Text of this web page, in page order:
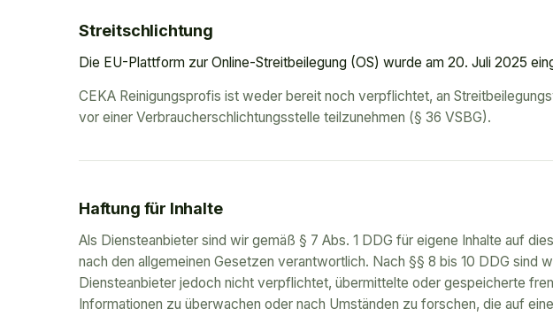
Streitschlichtung
Die EU-Plattform zur Online-Streitbeilegung (OS) wurde am 20. Juli 2025
CEKA Reinigungsprofis ist weder bereit noch verpflichtet, an
vor einer Verbraucherschlichtungsstelle teilzunehmen (§ 36 VSBG).
Haftung für Inhalte
Als Diensteanbieter sind wir gemäß § 7 Abs. 1 DDG für eigene Inhalte auf
nach den allgemeinen Gesetzen verantwortlich. Nach §§ 8 bis 10 DDG sind
Diensteanbieter jedoch nicht verpflichtet, übermittelte oder gespeicherte
Informationen zu überwachen oder nach Umständen zu forschen, die auf eine